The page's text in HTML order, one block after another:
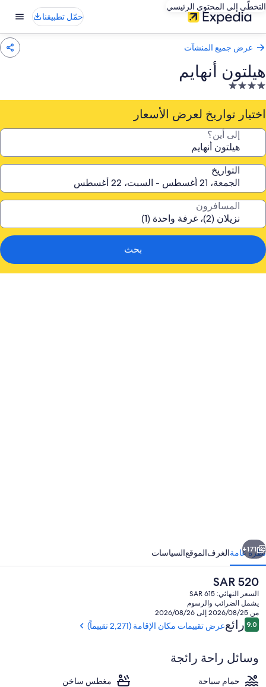
التخطّي إلى المحتوى الرئيسي
حمّل تطبيقنا
عرض جميع المنشآت
هيلتون أنهايم
منشأة
فندقية
مصنفة
4.0
اختيار تواريخ لعرض الأسعار
إلى أين؟
التواريخ
المسافرون
بحث
المنشأة من الخارج
التالي
171+
نظرة عامةالغرفالموقعالسياسات
السعر
الحالي
هو
SAR
520
SAR 520
السعر النهائي: SAR 615
يشمل الضرائب والرسوم
من 2026/08/25 إلى 2026/08/26
التقييمات
9.09.0 من 10رائععرض تقييمات مكان الإقامة (2,271 تقييماً)
وسائل راحة رائجة
حمام سباحة
مغطس ساخن